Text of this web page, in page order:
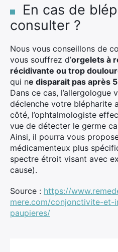
En cas de
consulter ?
Nous vous conseillons de
vous souffrez d’orgelets à
récidivante ou trop
qui ne disparait pas après
Dans ce cas, l’allergologue
déclenche votre blépharite
côté, l’ophtalmologiste
vue de détecter le germe
Ainsi, il pourra vous
médicamenteux plus
spectre étroit visant avec
cause).
Source : https://
mere.com/conjonctivite-et-
paupieres/